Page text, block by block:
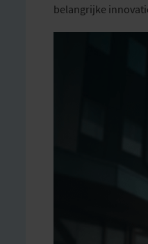
belangrijke